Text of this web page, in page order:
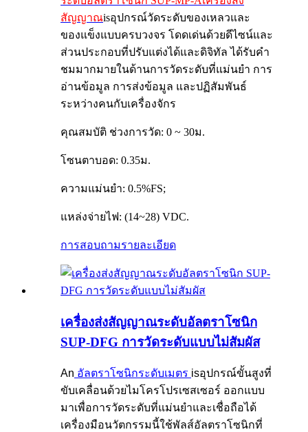
สัญญาณisอุปกรณ์วัดระดับของเหลวและ
ของแข็งแบบครบวงจร โดดเด่นด้วยดีไซน์และ
ส่วนประกอบที่ปรับแต่งได้และดิจิทัล ได้รับคำ
ชมมากมายในด้านการวัดระดับที่แม่นยำ การ
อ่านข้อมูล การส่งข้อมูล และปฏิสัมพันธ์
ระหว่างคนกับเครื่องจักร
คุณสมบัติ ช่วงการวัด: 0 ~ 30ม.
โซนตาบอด: 0.35ม.
ความแม่นยำ: 0.5%FS;
แหล่งจ่ายไฟ: (14~28) VDC.
การสอบถามรายละเอียด
เครื่องส่งสัญญาณระดับอัลตราโซนิก
SUP-DFG การวัดระดับแบบไม่สัมผัส
An อัลตราโซนิกระดับเมตร isอุปกรณ์ขั้นสูงที่
ขับเคลื่อนด้วยไมโครโปรเซสเซอร์ ออกแบบ
มาเพื่อการวัดระดับที่แม่นยำและเชื่อถือได้
เครื่องมือนวัตกรรมนี้ใช้พัลส์อัลตราโซนิกที่